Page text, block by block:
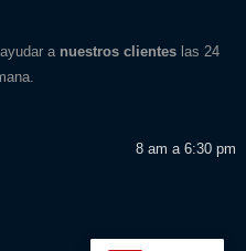
a nuestros clienteslas 24
8 am a 6:30 pm